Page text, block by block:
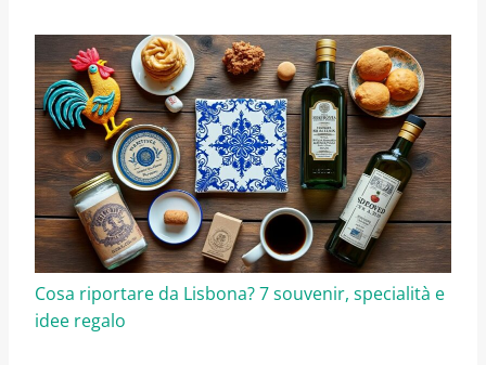
Cosa riportare da Lisbona? 7 souvenir, specialità e
idee regalo